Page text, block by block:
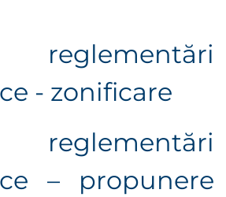
- zonificare
– propunere